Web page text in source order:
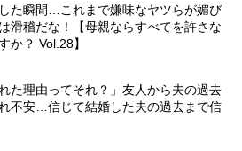
た瞬間…これまで嫌味なヤツらが媚び
滑稽だな！【母親ならすべてを許さな
か？ Vol.28】
れた理由ってそれ？」友人から夫の過去
不安…信じて結婚した夫の過去まで信